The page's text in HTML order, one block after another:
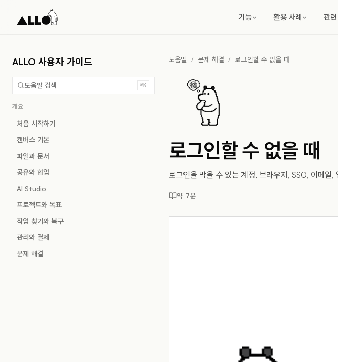
기능 활용 사례 관
ALLO 사용자 가이드
도움말 검색 ⌘K
개요
처음 시작하기
캔버스 기본
파일과 문서
공유와 협업
AI Studio
프로젝트와 목표
작업 찾기와 복구
관리와 결제
문제 해결
도움말 / 문제 해결 / 로그인할 수 없을 때
로그인할 수 없을 때
로그인을 막을 수 있는 계정, 브라우저, SSO, 이메일,
약 7분